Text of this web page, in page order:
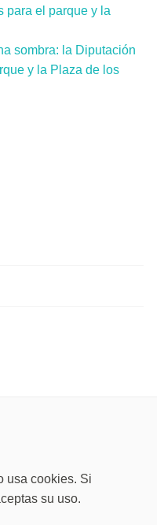
sombra: la Diputación
y la Plaza de los
usa cookies. Si
su uso.